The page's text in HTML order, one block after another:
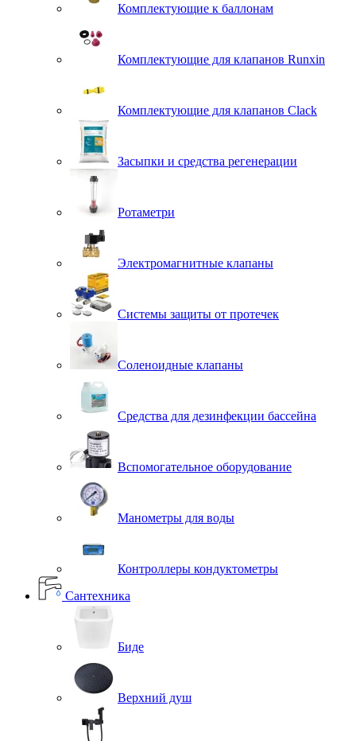
Комплектующие к баллонам
Комплектующие для клапанов Runxin
Комплектующие для клапанов Clack
Засыпки и средства регенерации
Ротаметри
Электромагнитные клапаны
Системы защиты от протечек
Соленоидные клапаны
Средства для дезинфекции бассейна
Вспомогательное оборудование
Манометры для воды
Контроллеры кондуктометры
Сантехника
Биде
Верхний душ